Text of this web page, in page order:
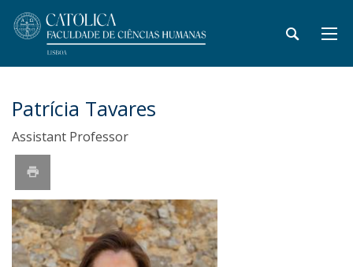
Patrícia Tavares
Assistant Professor